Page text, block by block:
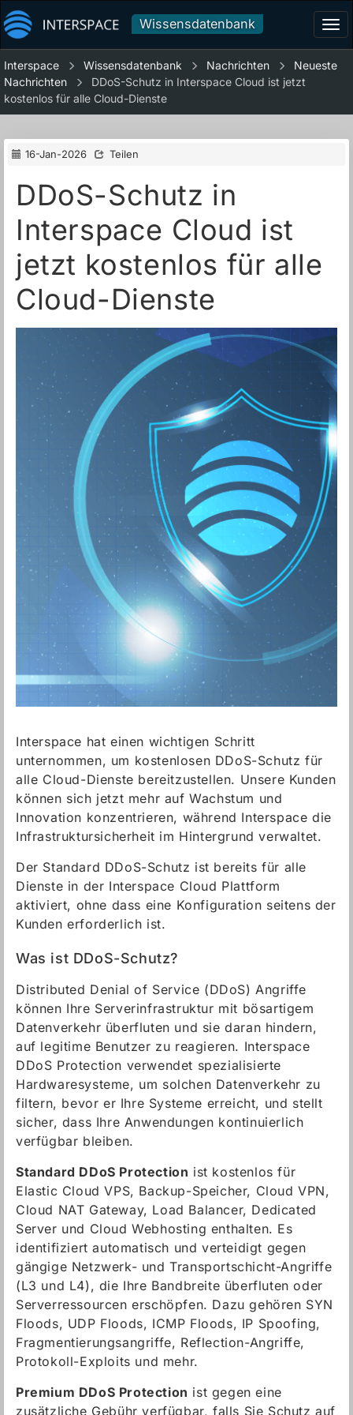
Wissensdatenbank
Interspace Wissensdatenbank Nachrichten
Neueste
Nachrichten
DDoS-Schutz in Interspace Cloud ist jetzt
kostenlos für alle Cloud-Dienste
16-Jan-2026 Teilen
DDoS-Schutz in
Interspace Cloud ist
jetzt kostenlos für alle
Cloud-Dienste
Interspace hat einen wichtigen Schritt
unternommen, um kostenlosen DDoS-Schutz für
alle Cloud-Dienste bereitzustellen. Unsere Kunden
können sich jetzt mehr auf Wachstum und
Innovation konzentrieren, während Interspace die
Infrastruktursicherheit im Hintergrund verwaltet.
Der Standard DDoS-Schutz ist bereits für alle
Dienste in der Interspace Cloud Plattform
aktiviert, ohne dass eine Konfiguration seitens der
Kunden erforderlich ist.
Was ist DDoS-Schutz?
Distributed Denial of Service (DDoS) Angriffe
können Ihre Serverinfrastruktur mit bösartigem
Datenverkehr überfluten und sie daran hindern,
auf legitime Benutzer zu reagieren. Interspace
DDoS Protection verwendet spezialisierte
Hardwaresysteme, um solchen Datenverkehr zu
filtern, bevor er Ihre Systeme erreicht, und stellt
sicher, dass Ihre Anwendungen kontinuierlich
verfügbar bleiben.
Standard DDoS Protection ist kostenlos für
Elastic Cloud VPS, Backup-Speicher, Cloud VPN,
Cloud NAT Gateway, Load Balancer, Dedicated
Server und Cloud Webhosting enthalten. Es
identifiziert automatisch und verteidigt gegen
gängige Netzwerk- und Transportschicht-Angriffe
(L3 und L4), die Ihre Bandbreite überfluten oder
Serverressourcen erschöpfen. Dazu gehören SYN
Floods, UDP Floods, ICMP Floods, IP Spoofing,
Fragmentierungsangriffe, Reflection-Angriffe,
Protokoll-Exploits und mehr.
Premium DDoS Protection ist gegen eine
zusätzliche Gebühr verfügbar, falls Sie Schutz auf